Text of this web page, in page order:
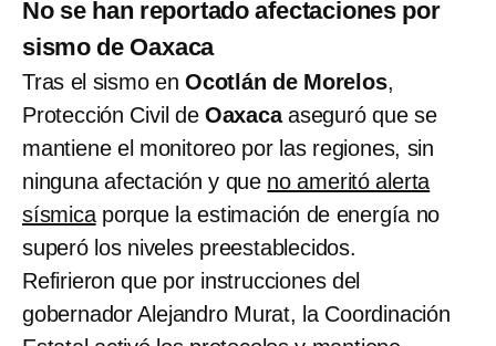
No se han reportado afectaciones por
sismo de Oaxaca
Tras el sismo en Ocotlán de Morelos,
Protección Civil de Oaxacaaseguró que se
mantiene el monitoreo por las regiones, sin
ninguna afectación y que no ameritó alerta
sísmicaporque la estimación de energía no
superó los niveles preestablecidos.
Refirieron que por instrucciones del
gobernador Alejandro Murat, la Coordinación